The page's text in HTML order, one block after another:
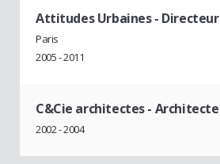
Attitudes Urbaines-
Paris
2005 - 2011
C&Cie architectes- Architecte
2002 - 2004